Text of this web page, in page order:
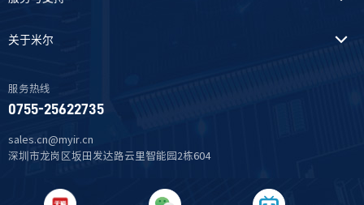
关于米尔
服务热线
0755-25622735
sales.cn@myir.cn
深圳市龙岗区坂田发达路云里智能园2栋604